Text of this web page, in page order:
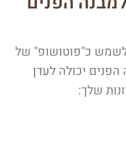
לשמש כ"פוטושופ" של
יכולה לעדן
שלך: